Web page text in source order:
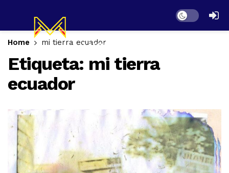
Dark mode
Home mi tierra ecuador
Etiqueta: mi tierra
ecuador